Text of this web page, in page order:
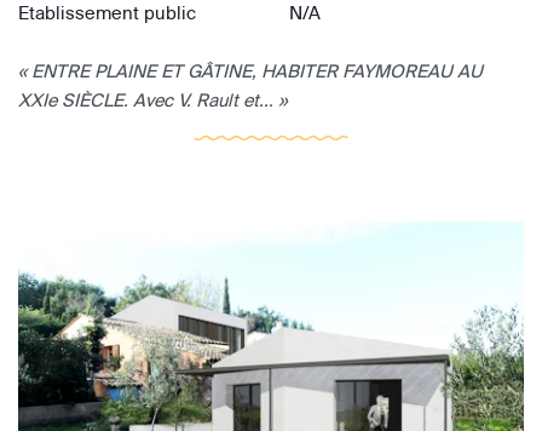
Etablissement public
N/A
« ENTRE PLAINE ET GÂTINE, HABITER FAYMOREAU AU
XXIe SIÈCLE. Avec V. Rault et... »